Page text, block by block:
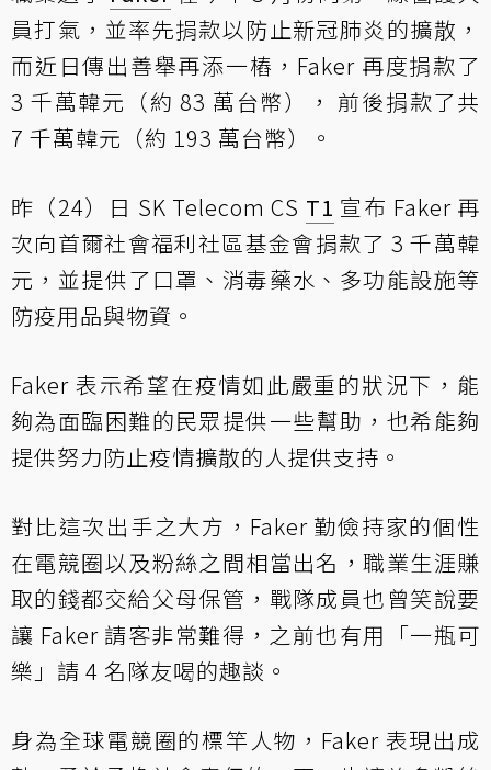
員打氣，並率先捐款以防止新冠肺炎的擴散，
而近日傳出善舉再添一樁，Faker 再度捐款了
3 千萬韓元（約 83 萬台幣）， 前後捐款了共
7 千萬韓元（約 193 萬台幣）。
昨（24）日 SK Telecom CS T1 宣布 Faker 再
次向首爾社會福利社區基金會捐款了 3 千萬韓
元，並提供了口罩、消毒藥水、多功能設施等
防疫用品與物資。
Faker 表示希望在疫情如此嚴重的狀況下，能
夠為面臨困難的民眾提供一些幫助，也希能夠
提供努力防止疫情擴散的人提供支持。
對比這次出手之大方，Faker 勤儉持家的個性
在電競圈以及粉絲之間相當出名，職業生涯賺
取的錢都交給父母保管，戰隊成員也曾笑說要
讓 Faker 請客非常難得，之前也有用「一瓶可
樂」請 4 名隊友喝的趣談。
身為全球電競圈的標竿人物，Faker 表現出成